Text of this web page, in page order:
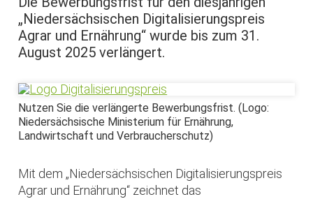
„Niedersächsischen Digitalisierungspreis
Agrar und Ernährung“ wurde bis zum 31.
August 2025 verlängert.
Nutzen Sie die verlängerte Bewerbungsfrist. (Logo:
Niedersächsische Ministerium für Ernährung,
Landwirtschaft und Verbraucherschutz)
Mit dem „Niedersächsischen Digitalisierungspreis
Agrar und Ernährung“ zeichnet das